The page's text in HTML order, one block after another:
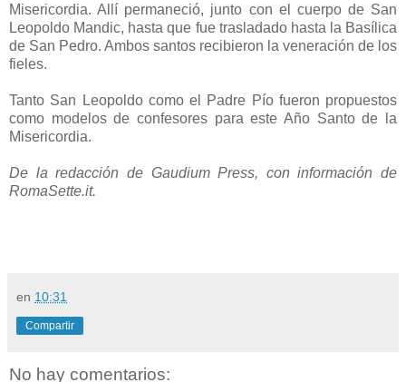
Misericordia. Allí permaneció, junto con el cuerpo de San
Leopoldo Mandic, hasta que fue trasladado hasta la Basílica
de San Pedro. Ambos santos recibieron la veneración de los
fieles.
Tanto San Leopoldo como el Padre Pío fueron propuestos
como modelos de confesores para este Año Santo de la
Misericordia.
De la redacción de Gaudium Press, con información de
RomaSette.it.
en 10:31
Compartir
No hay comentarios: